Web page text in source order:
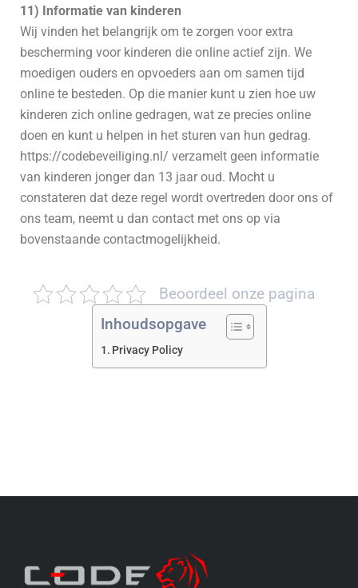
11) Informatie van kinderen
Wij vinden het belangrijk om te zorgen voor extra
bescherming voor kinderen die online actief zijn. We
moedigen ouders en opvoeders aan om samen tijd
online te besteden. Op die manier kunt u zien hoe uw
kinderen zich online gedragen, wat ze precies online
doen en kunt u helpen in het sturen van hun gedrag.
https://codebeveiliging.nl/ verzamelt geen informatie
van kinderen jonger dan 13 jaar oud. Mocht u
constateren dat deze regel wordt overtreden door ons of
ons team, neemt u dan contact met ons op via
bovenstaande contactmogelijkheid.
Beoordeel onze pagina
Inhoudsopgave
Privacy Policy